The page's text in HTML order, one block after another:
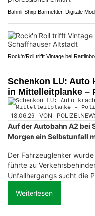
Bähnli-Shop Barmettler: Digitale
Rock'n'Roll trifft Vintage bei
Schenkon LU: Auto
in Mittelleitplanke –
18.06.26 VON
Auf der Autobahn A2 bei
Morgen ein Selbstunfall
Der Fahrzeuglenker
führte zu
Unfallhergangs sucht die
Weiterlesen